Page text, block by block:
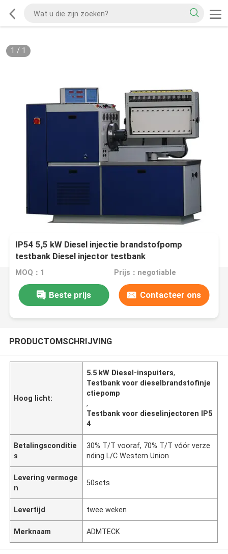
1 / 1
IP54 5,5 kW Diesel injectie brandstofpomp
testbank Diesel injector testbank
MOQ：1 Prijs：negotiable
Beste prijs Contacteer ons
PRODUCTOMSCHRIJVING
Hoog licht:
5.5 kW Diesel-inspuiters,
Testbank voor dieselbrandstofinje
ctiepomp
,
Testbank voor dieselinjectoren IP5
4
Betalingsconditie
s
30% T/T vooraf, 70% T/T vóór verze
nding L/C Western Union
Levering vermoge
n
50sets
Levertijd twee weken
Merknaam ADMTECK